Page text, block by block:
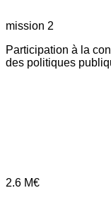
mission 2
Participation à la
des politiques
2.6 M€